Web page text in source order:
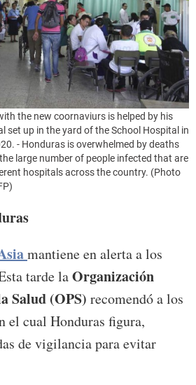
the new coornaviurs is helped by his
set up in the yard of the School Hospital in
- Honduras is overwhelmed by deaths
large number of people infected that are
hospitals across the country. (Photo
mantiene en alerta a los
tarde laOrganización
Salud (OPS) recomendó a los
el cual Honduras figura,
de vigilancia para evitar